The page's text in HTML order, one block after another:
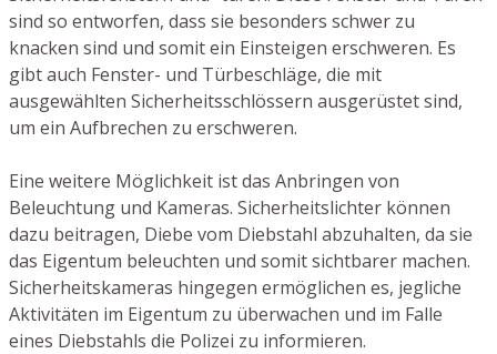
sind so entworfen, dass sie besonders schwer zu
knacken sind und somit ein Einsteigen erschweren. Es
gibt auch Fenster- und Türbeschläge, die mit
ausgewählten Sicherheitsschlössern ausgerüstet sind,
um ein Aufbrechen zu erschweren.
Eine weitere Möglichkeit ist das Anbringen von
Beleuchtung und Kameras. Sicherheitslichter können
dazu beitragen, Diebe vom Diebstahl abzuhalten, da sie
das Eigentum beleuchten und somit sichtbarer machen.
Sicherheitskameras hingegen ermöglichen es, jegliche
Aktivitäten im Eigentum zu überwachen und im Falle
eines Diebstahls die Polizei zu informieren.